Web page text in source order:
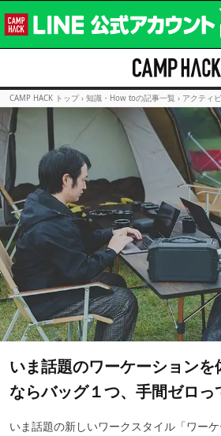
CAMP HACK トップ › 知識・How toの記事一覧 › アクティ
いま話題のワーケーションを
ならバッグ１つ、手間ゼロっ
いま話題の新しいワークスタイル「ワー